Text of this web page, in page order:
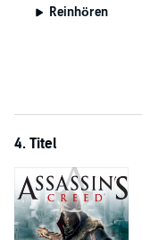
Reinhören
4. Titel